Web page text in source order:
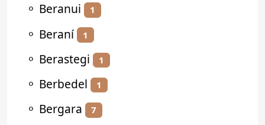
⚬ Beranui 1
⚬ Beraní 1
⚬ Berastegi 1
⚬ Berbedel 1
⚬ Bergara 7